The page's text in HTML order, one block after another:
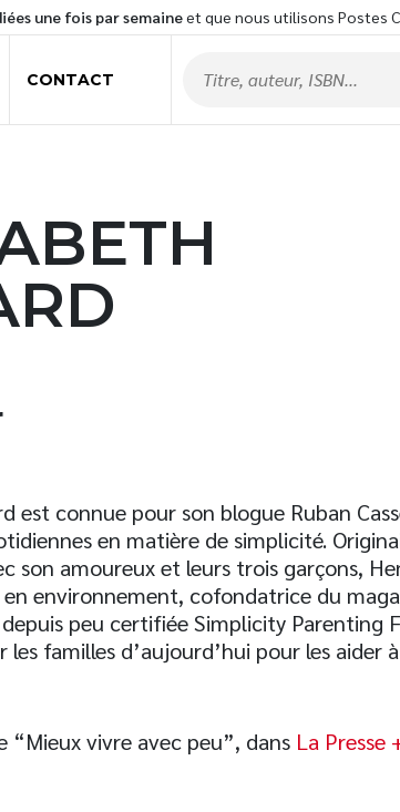
une fois par semaineet que nous utilisons Postes
CONTACT
est connue pour son blogue Ruban
en matière de simplicité.
son amoureux et leurs trois garçons,
en environnement, cofondatrice du
peu certifiée Simplicity Parenting
les familles d’aujourd’hui pour les aider
“Mieux vivre avec peu”, dans La Presse